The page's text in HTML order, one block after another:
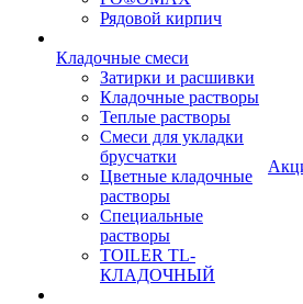
Рядовой кирпич
Кладочные смеси
Затирки и расшивки
Кладочные растворы
Теплые растворы
Смеси для укладки
брусчатки
Цветные кладочные
растворы
Специальные
растворы
TOILER TL-
КЛАДОЧНЫЙ